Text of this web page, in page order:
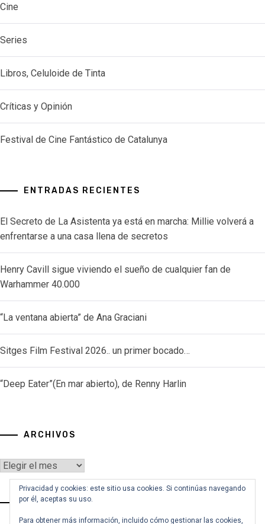
Cine
Series
Libros, Celuloide de Tinta
Críticas y Opinión
Festival de Cine Fantástico de Catalunya
ENTRADAS RECIENTES
El Secreto de La Asistenta ya está en marcha: Millie volverá a
enfrentarse a una casa llena de secretos
Henry Cavill sigue viviendo el sueño de cualquier fan de
Warhammer 40.000
“La ventana abierta” de Ana Graciani
Sitges Film Festival 2026.. un primer bocado…
“Deep Eater”(En mar abierto), de Renny Harlin
ARCHIVOS
Archivos
VOY A BUSCAR…
Privacidad y cookies: este sitio usa cookies. Si continúas navegando
por él, aceptas su uso.
Para obtener más información, incluido cómo gestionar las cookies,